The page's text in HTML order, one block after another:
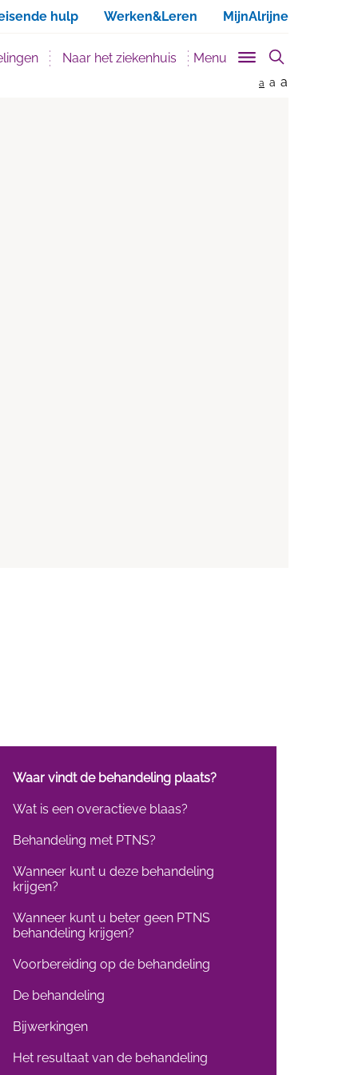
hulp Werken&Leren MijnAlrijne
Naar het ziekenhuis Menu
a a a
Waar vindt de behandeling plaats?
Wat is een overactieve blaas?
Behandeling met PTNS?
Wanneer kunt u deze behandeling
krijgen?
Wanneer kunt u beter geen PTNS
behandeling krijgen?
Voorbereiding op de behandeling
De behandeling
Bijwerkingen
Het resultaat van de behandeling